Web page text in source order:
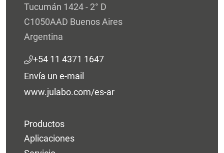
Tucumán 1424 - 2° D
C1050AAD Buenos Aires
Argentina
+54 11 4371 1647
Envía un e-mail
www.julabo.com/es-ar
Productos
Aplicaciones